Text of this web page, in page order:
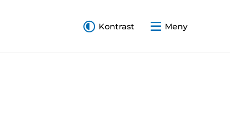
Kontrast Meny